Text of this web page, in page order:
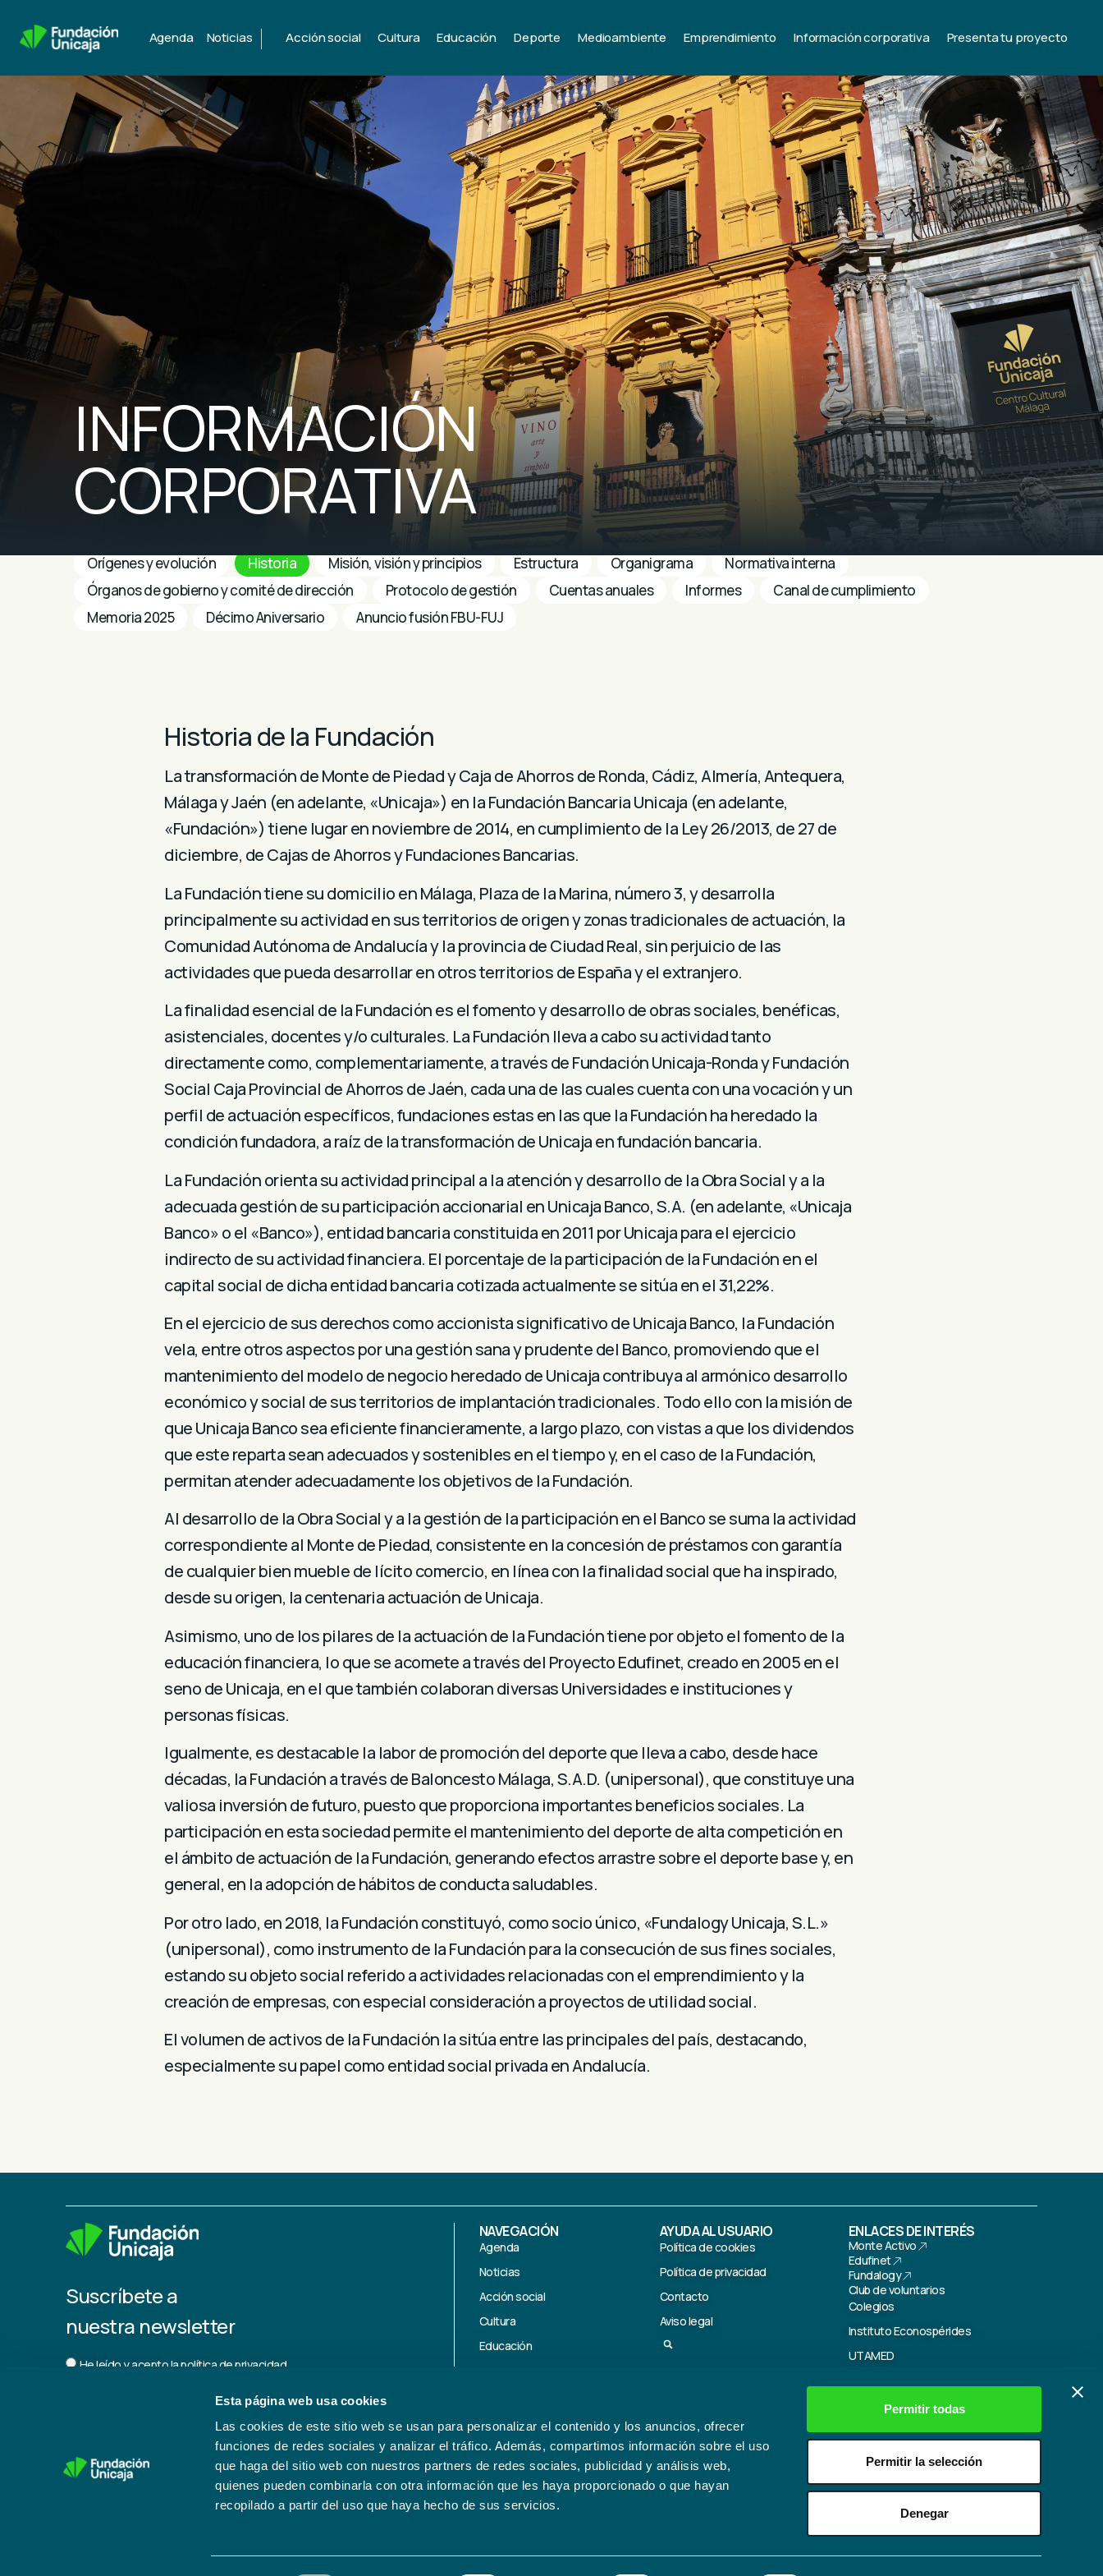
Esta página web usa cookies
Las cookies de este sitio web se usan para personalizar el contenido y los anuncios, ofrecer
funciones de redes sociales y analizar el tráfico. Además, compartimos información sobre el uso
que haga del sitio web con nuestros partners de redes sociales, publicidad y análisis web,
quienes pueden combinarla con otra información que les haya proporcionado o que hayan
recopilado a partir del uso que haya hecho de sus servicios.
Permitir todas
Permitir la selección
Denegar
Agenda Noticias | Acción social Cultura Educación Deporte Medioambiente Emprendimiento Información corporativa Presenta tu proyecto
INFORMACIÓN
CORPORATIVA
Orígenes y evolución Historia Misión, visión y principios Estructura Organigrama
Normativa interna
Órganos de gobierno y comité de dirección
Protocolo de gestión Cuentas anuales Informes
Canal de cumplimiento
Memoria 2025
Décimo Aniversario Anuncio fusión FBU-FUJ
Historia de la Fundación
La transformación de Monte de Piedad y Caja de Ahorros de Ronda, Cádiz, Almería, Antequera,
Málaga y Jaén (en adelante, «Unicaja») en la Fundación Bancaria Unicaja (en adelante,
«Fundación») tiene lugar en noviembre de 2014, en cumplimiento de la Ley 26/2013, de 27 de
diciembre, de Cajas de Ahorros y Fundaciones Bancarias.
La Fundación tiene su domicilio en Málaga, Plaza de la Marina, número 3, y desarrolla
principalmente su actividad en sus territorios de origen y zonas tradicionales de actuación, la
Comunidad Autónoma de Andalucía y la provincia de Ciudad Real, sin perjuicio de las
actividades que pueda desarrollar en otros territorios de España y el extranjero.
La finalidad esencial de la Fundación es el fomento y desarrollo de obras sociales, benéficas,
asistenciales, docentes y/o culturales. La Fundación lleva a cabo su actividad tanto
directamente como, complementariamente, a través de Fundación Unicaja-Ronda y Fundación
Social Caja Provincial de Ahorros de Jaén, cada una de las cuales cuenta con una vocación y un
perfil de actuación específicos, fundaciones estas en las que la Fundación ha heredado la
condición fundadora, a raíz de la transformación de Unicaja en fundación bancaria.
La Fundación orienta su actividad principal a la atención y desarrollo de la Obra Social y a la
adecuada gestión de su participación accionarial en Unicaja Banco, S.A. (en adelante, «Unicaja
Banco» o el «Banco»), entidad bancaria constituida en 2011 por Unicaja para el ejercicio
indirecto de su actividad financiera. El porcentaje de la participación de la Fundación en el
capital social de dicha entidad bancaria cotizada actualmente se sitúa en el 31,22%.
En el ejercicio de sus derechos como accionista significativo de Unicaja Banco, la Fundación
vela, entre otros aspectos por una gestión sana y prudente del Banco, promoviendo que el
mantenimiento del modelo de negocio heredado de Unicaja contribuya al armónico desarrollo
económico y social de sus territorios de implantación tradicionales. Todo ello con la misión de
que Unicaja Banco sea eficiente financieramente, a largo plazo, con vistas a que los dividendos
que este reparta sean adecuados y sostenibles en el tiempo y, en el caso de la Fundación,
permitan atender adecuadamente los objetivos de la Fundación.
Al desarrollo de la Obra Social y a la gestión de la participación en el Banco se suma la actividad
correspondiente al Monte de Piedad, consistente en la concesión de préstamos con garantía
de cualquier bien mueble de lícito comercio, en línea con la finalidad social que ha inspirado,
desde su origen, la centenaria actuación de Unicaja.
Asimismo, uno de los pilares de la actuación de la Fundación tiene por objeto el fomento de la
educación financiera, lo que se acomete a través del Proyecto Edufinet, creado en 2005 en el
seno de Unicaja, en el que también colaboran diversas Universidades e instituciones y
personas físicas.
Igualmente, es destacable la labor de promoción del deporte que lleva a cabo, desde hace
décadas, la Fundación a través de Baloncesto Málaga, S.A.D. (unipersonal), que constituye una
valiosa inversión de futuro, puesto que proporciona importantes beneficios sociales. La
participación en esta sociedad permite el mantenimiento del deporte de alta competición en
el ámbito de actuación de la Fundación, generando efectos arrastre sobre el deporte base y, en
general, en la adopción de hábitos de conducta saludables.
Por otro lado, en 2018, la Fundación constituyó, como socio único, «Fundalogy Unicaja, S.L.»
(unipersonal), como instrumento de la Fundación para la consecución de sus fines sociales,
estando su objeto social referido a actividades relacionadas con el emprendimiento y la
creación de empresas, con especial consideración a proyectos de utilidad social.
El volumen de activos de la Fundación la sitúa entre las principales del país, destacando,
especialmente su papel como entidad social privada en Andalucía.
Suscríbete a
nuestra newsletter
He leído y acepto lapolítica de privacidad.
Trabaja con nosotros
NAVEGACIÓN
Agenda
Noticias
Acción social
Cultura
Educación
Emprendimiento
Información corporativa
AYUDA AL USUARIO
Política de cookies
Política de privacidad
Contacto
Aviso legal
ENLACES DE INTERÉS
Monte Activo
Edufinet
Fundalogy
Club de voluntarios
Colegios
Instituto Econospérides
UTAMED